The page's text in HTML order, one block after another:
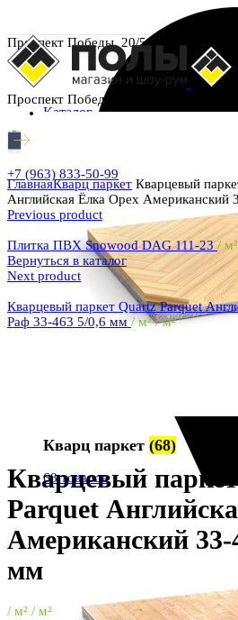
Проспект Победы, 20/5
Проспект Победы, 20/5
Каталог
Кварц паркет (68)
68 товаров
+7 (963) 833-50-99
ГлавнаяКварц паркет Кварцевый
Английская Ёлка Орех Американский
Previous product
Плитка ПВХ Snowood DAG 111-23/
Вернуться в каталог
Next product
Кварцевый паркет Quartz Parquet
Раф 33-463 5/0,6 мм/ м² / м²
Увеличить
Кварцевый
Parquet
Американский 33-
мм
/ м² / м²